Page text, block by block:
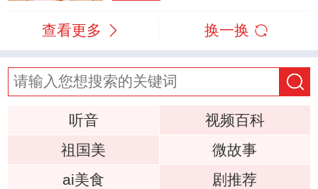
查看更多 换一换
听音
视频百科
祖国美
微故事
ai美食
剧推荐